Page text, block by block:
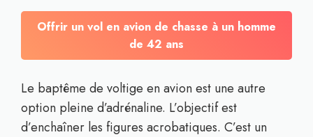
Offrir un vol en avion de chasse à un homme
de 42 ans
Le baptême de voltige en avion est une autre
option pleine d’adrénaline. L’objectif est
d’enchaîner les figures acrobatiques. C’est un